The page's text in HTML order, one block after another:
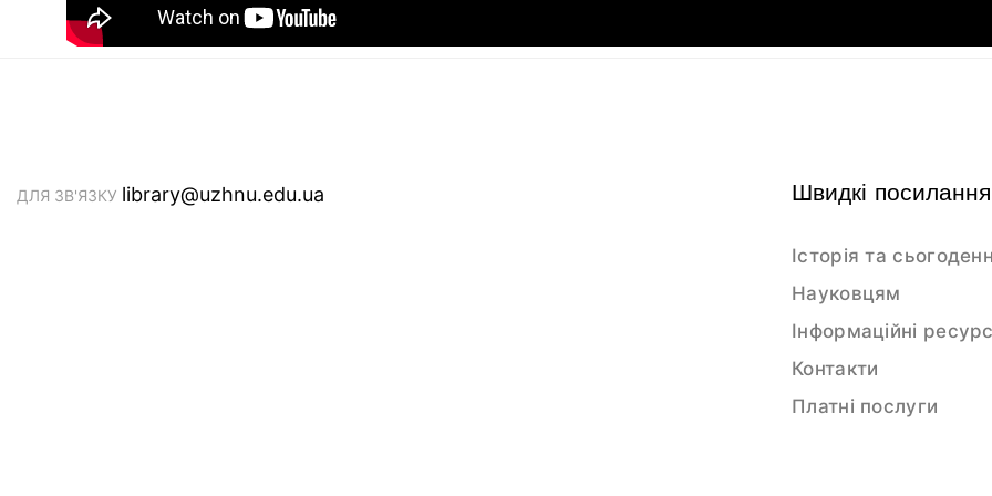
ДЛЯ ЗВ'ЯЗКУ library@uzhnu.edu.ua Швидкі посилання
Історія та
Науковцям
Інформаційні
Контакти
Платні послуги